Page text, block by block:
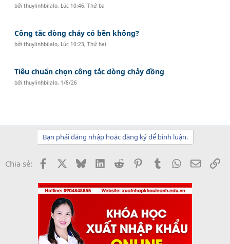
bởithuylinhbilalo, Lúc 10:46, Thứ ba
Công tắc dòng chảy có bền không?
bởithuylinhbilalo, Lúc 10:23, Thứ hai
Tiêu chuẩn chọn công tắc dòng chảy đồng
bởithuylinhbilalo, 1/8/26
Bạn phải đăng nhập hoặc đăng ký để bình luận.
Chia sẻ: Facebook BlueskyLinkedInReddit PinterestTumblrWhatsApp
Email